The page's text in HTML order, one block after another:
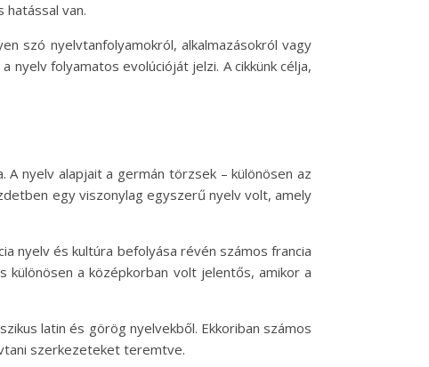
van.
szó nyelvtanfolyamokról, alkalmazásokról vagy
folyamatos evolúcióját jelzi. A cikkünk célja,
nyelv alapjait a germán törzsek – különösen az
egy viszonylag egyszerű nyelv volt, amely
nyelv és kultúra befolyása révén számos francia
a középkorban volt jelentős, amikor a
latin és görög nyelvekből. Ekkoriban számos
szerkezeteket teremtve.